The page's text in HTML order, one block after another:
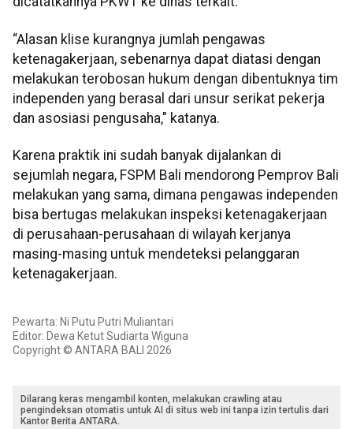
“Alasan klise kurangnya jumlah pengawas
ketenagakerjaan, sebenarnya dapat diatasi dengan
melakukan terobosan hukum dengan dibentuknya tim
independen yang berasal dari unsur serikat pekerja
dan asosiasi pengusaha," katanya.
Karena praktik ini sudah banyak dijalankan di
sejumlah negara, FSPM Bali mendorong Pemprov Bali
melakukan yang sama, dimana pengawas independen
bisa bertugas melakukan inspeksi ketenagakerjaan
di perusahaan-perusahaan di wilayah kerjanya
masing-masing untuk mendeteksi pelanggaran
ketenagakerjaan.
Pewarta: Ni Putu Putri Muliantari
Editor: Dewa Ketut Sudiarta Wiguna
Copyright © ANTARA BALI 2026
Dilarang keras mengambil konten, melakukan crawling atau
pengindeksan otomatis untuk AI di situs web ini tanpa izin tertulis dari
Kantor Berita ANTARA.